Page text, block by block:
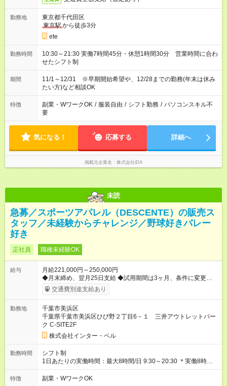
勤務地
東京都千代田区
東京駅から徒歩3分
ete
勤務時間
10:30～21:30 実働7時間45分・休憩1時間30分 営業時間に合わ
せたシフト制
期間
11/1～12/31 ※早期開始希望や、12/28までの勤務(年末は休み
たい方)など相談OK
特徴 副業・WワークOK / 服装自由 / シフト勤務 / パソコンスキル不
要
気になる！ 応募する 詳細へ
掲載元企業名 株式会社iDA
未読
急募／スポーツアパレル（DESCENTE）の販売ス
タッフ／未経験からチャレンジ／野球好きバレー
好き
正社員 職種未経験OK
給与
月給221,000円～250,000円
◆月末締め、翌月25日支給 ◆試用期間は3ヶ月、条件に変更はあ
りません 【試用期間】試用期間あり 試用期間の長さ：3ヶ月 雇
用形態、給与は本採用時と同じです。
交通費別途支給あり
勤務地
千葉市美浜区
千葉県千葉市美浜区ひび野２丁目6－１ 三井アウトレットパー
ク C-SITE2F
株式会社インター・ベル
勤務時間
シフト制
1日あたりの実働時間：最大8時間/日 9:30～20:30 ＊実働8時
間・休憩1時間 ＊営業時間｜10:00～20:00 商業施設内のため、
残業はほぼありません
特徴 副業・WワークOK